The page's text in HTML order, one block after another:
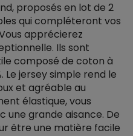
proposés en lot de 2
qui compléteront vos
apprécierez
Ils sont
composé de coton à
Le jersey simple rend le
et agréable au
élastique, vous
grande aisance. De
être une matière facile